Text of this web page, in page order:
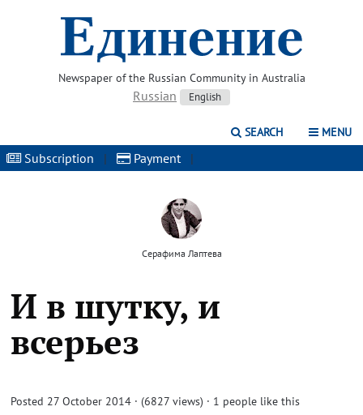
Newspaper of the Russian Community in Australia
Russian English
SEARCH MENU
Subscription | Payment |
Серафима Лаптева
И в шутку, и
всерьез
Posted 27 October 2014 · (6827 views) · 1 people like this